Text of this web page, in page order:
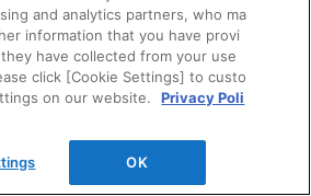
and analytics partners, who ma
information that you have provi
have collected from your use
click [Cookie Settings] to custo
on our website.
Privacy Poli
OK